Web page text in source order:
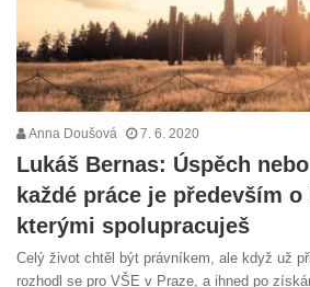
Anna Doušová 7. 6. 2020
Lukáš Bernas: Úspěch
každé práce je především
kterými spolupracuješ
Celý život chtěl být právníkem, ale když už
rozhodl se pro VŠE v Praze, a ihned po